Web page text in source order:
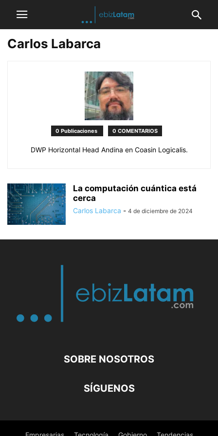
Carlos Labarca
0 Publicaciones 0 COMENTARIOS
DWP Horizontal Head Andina en Coasin Logicalis.
La computación cuántica está
cerca
Carlos Labarca - 4 de diciembre de 2024
SOBRE NOSOTROS
SÍGUENOS